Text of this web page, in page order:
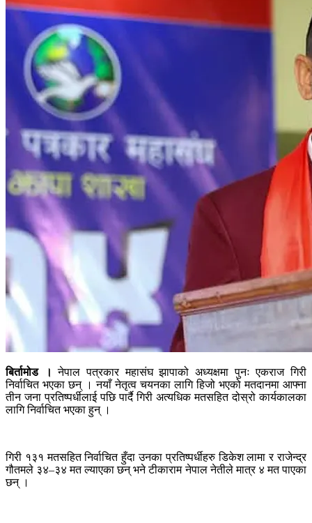
बिर्तामोड । नेपाल पत्रकार महासंघ झापाको अध्यक्षमा पुनः एकराज गिरी
निर्वाचित भएका छन् । नयाँ नेतृत्व चयनका लागि हिजो भएको मतदानमा आफ्ना
तीन जना प्रतिष्पर्धीलाई पछि पार्दै गिरी अत्यधिक मतसहित दोस्रो कार्यकालका
लागि निर्वाचित भएका हुन् ।
गिरी १३१ मतसहित निर्वाचित हुँदा उनका प्रतिष्पर्धीहरु डिकेश लामा र राजेन्द्र
गौतमले ३४–३४ मत ल्याएका छन् भने टीकाराम नेपाल नेतीले मात्र ४ मत पाएका
छन् ।